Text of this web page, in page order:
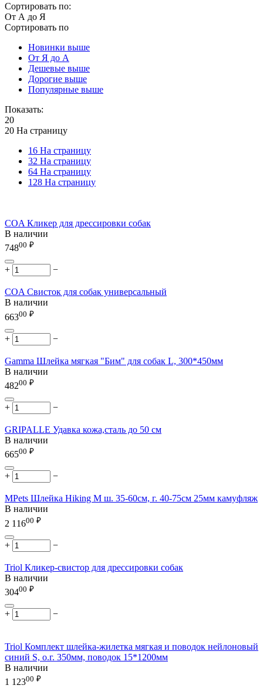
Сортировать по:
От А до Я
Сортировать по
Новинки выше
От Я до А
Дешевые выше
Дорогие выше
Популярные выше
Показать:
20
20 На страницу
16 На страницу
32 На страницу
64 На страницу
128 На страницу
COA Кликер для дрессировки собак
В наличии
74800 ₽
+ −
COA Свисток для собак универсальный
В наличии
66300 ₽
+ −
Gamma Шлейка мягкая "Бим" для собак L, 300*450мм
В наличии
48200 ₽
+ −
GRIPALLE Удавка кожа,сталь до 50 см
В наличии
66500 ₽
+ −
MPets Шлейка Hiking М ш. 35-60см, г. 40-75см 25мм камуфляж
В наличии
2 11600 ₽
+ −
Triol Кликер-свистор для дрессировки собак
В наличии
30400 ₽
+ −
Triol Комплект шлейка-жилетка мягкая и поводок нейлоновый
синий S, о.г. 350мм, поводок 15*1200мм
В наличии
1 12300 ₽